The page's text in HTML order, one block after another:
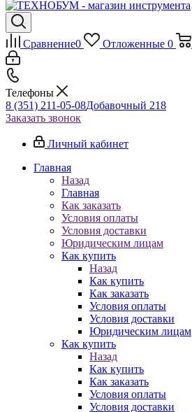
Сравнение0 Отложенные 0
Телефоны
8 (351) 211-05-08Добавочный 218
Заказать звонок
Личный кабинет
Главная
Назад
Главная
Как заказать
Условия оплаты
Условия доставки
Юридическим лицам
Как купить
Назад
Как купить
Как заказать
Условия оплаты
Условия доставки
Юридическим лицам
Как купить
Назад
Как купить
Как заказать
Условия оплаты
Условия доставки